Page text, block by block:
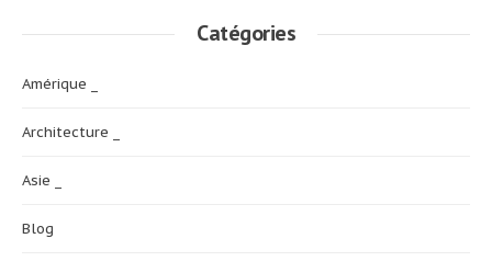
Catégories
Amérique _
Architecture _
Asie _
Blog